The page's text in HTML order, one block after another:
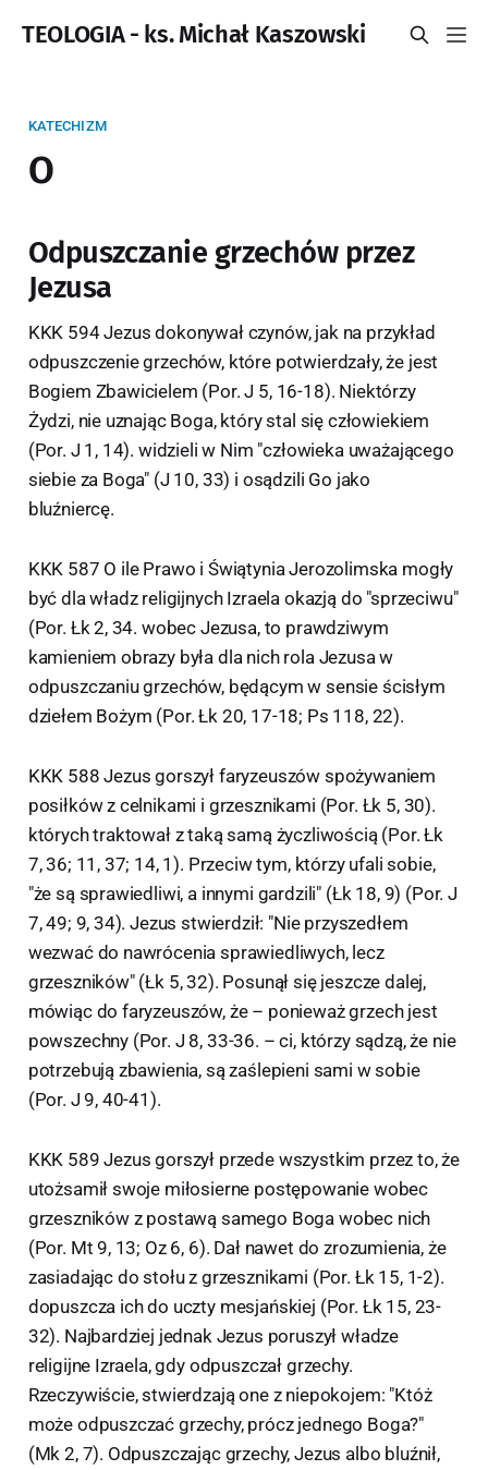
TEOLOGIA - ks. Michał Kaszowski
KATECHIZM
O
Odpuszczanie grzechów przez
Jezusa
KKK 594 Jezus dokonywał czynów, jak na przykład
odpuszczenie grzechów, które potwierdzały, że jest
Bogiem Zbawicielem (Por. J 5, 16-18). Niektórzy
Żydzi, nie uznając Boga, który stal się człowiekiem
(Por. J 1, 14). widzieli w Nim "człowieka uważającego
siebie za Boga" (J 10, 33) i osądzili Go jako
bluźniercę.
KKK 587 O ile Prawo i Świątynia Jerozolimska mogły
być dla władz religijnych Izraela okazją do "sprzeciwu"
(Por. Łk 2, 34. wobec Jezusa, to prawdziwym
kamieniem obrazy była dla nich rola Jezusa w
odpuszczaniu grzechów, będącym w sensie ścisłym
dziełem Bożym (Por. Łk 20, 17-18; Ps 118, 22).
KKK 588 Jezus gorszył faryzeuszów spożywaniem
posiłków z celnikami i grzesznikami (Por. Łk 5, 30).
których traktował z taką samą życzliwością (Por. Łk
7, 36; 11, 37; 14, 1). Przeciw tym, którzy ufali sobie,
"że są sprawiedliwi, a innymi gardzili" (Łk 18, 9) (Por. J
7, 49; 9, 34). Jezus stwierdził: "Nie przyszedłem
wezwać do nawrócenia sprawiedliwych, lecz
grzeszników" (Łk 5, 32). Posunął się jeszcze dalej,
mówiąc do faryzeuszów, że – ponieważ grzech jest
powszechny (Por. J 8, 33-36. – ci, którzy sądzą, że nie
potrzebują zbawienia, są zaślepieni sami w sobie
(Por. J 9, 40-41).
KKK 589 Jezus gorszył przede wszystkim przez to, że
utożsamił swoje miłosierne postępowanie wobec
grzeszników z postawą samego Boga wobec nich
(Por. Mt 9, 13; Oz 6, 6). Dał nawet do zrozumienia, że
zasiadając do stołu z grzesznikami (Por. Łk 15, 1-2).
dopuszcza ich do uczty mesjańskiej (Por. Łk 15, 23-
32). Najbardziej jednak Jezus poruszył władze
religijne Izraela, gdy odpuszczał grzechy.
Rzeczywiście, stwierdzają one z niepokojem: "Któż
może odpuszczać grzechy, prócz jednego Boga?"
(Mk 2, 7). Odpuszczając grzechy, Jezus albo bluźnił,